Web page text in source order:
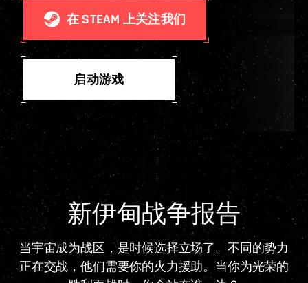
在 STEAM 上关注我们
启动游戏
新伊甸战争报告
当宇宙成为战区，是时候选择立场了。不同的势力
正在交战，他们需要你的火力援助。当你为光荣的